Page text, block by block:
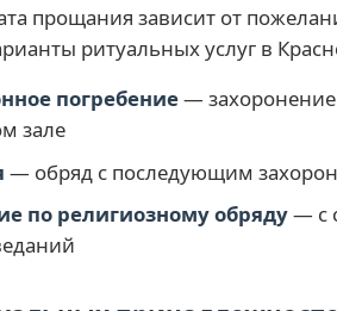
прощания зависит от
ритуальных услуг в
погребение—
зале
— обряд с последующим
по религиозному обряду— с